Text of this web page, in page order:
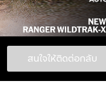
สนใจให้ติดต่อกลับ